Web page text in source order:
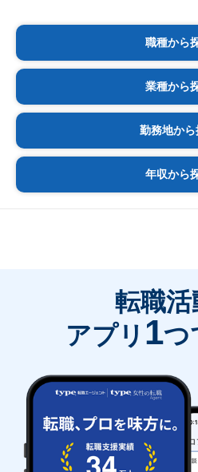
職種から
業種から
勤務地から
年収から
転職
アプリ 1つ